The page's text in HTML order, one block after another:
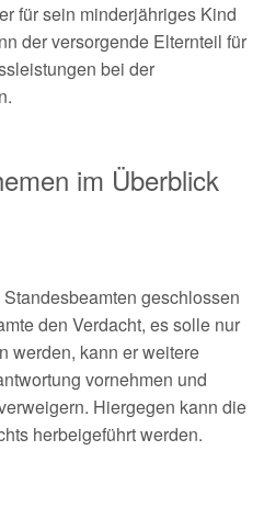
für sein minderjähriges Kind
der versorgende Elternteil für
bei der
im Überblick
geschlossen
den Verdacht, es solle nur
werden, kann er weitere
vornehmen und
Hiergegen kann die
herbeigeführt werden.